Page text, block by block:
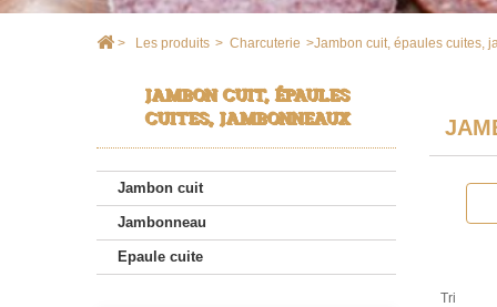
> Les produits > Charcuterie >Jambon cuit, épaules cuites,
JAMBON CUIT, ÉPAULES
CUITES, JAMBONNEAUX
Jambon cuit
Jambonneau
Epaule cuite
Tri